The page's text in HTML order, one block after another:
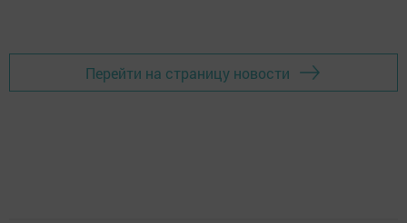
Перейти на страницу новости